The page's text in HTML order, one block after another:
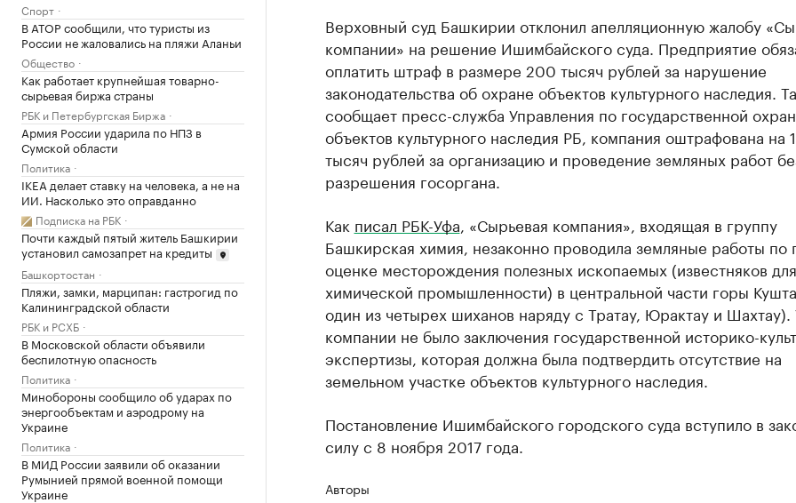
Спорт
В АТОР сообщили, что туристы из
России не жаловались на пляжи Аланьи
Общество
Как работает крупнейшая товарно-
сырьевая биржа страны
РБК и Петербургская Биржа
Армия России ударила по НПЗ в
Сумской области
Политика
IKEA делает ставку на человека, а не на
ИИ. Насколько это оправданно
Подписка на РБК
Почти каждый пятый житель Башкирии
установил самозапрет на кредиты
Башкортостан
Пляжи, замки, марципан: гастрогид по
Калининградской области
РБК и РСХБ
В Московской области объявили
беспилотную опасность
Политика
Минобороны сообщило об ударах по
энергообъектам и аэродрому на
Украине
Политика
В МИД России заявили об оказании
Румынией прямой военной помощи
Украине
Верховный суд Башкирии отклонил апелляционную жалобу
компании» на решение Ишимбайского суда. Предприятие
оплатить штраф в размере 200 тысяч рублей за нарушение
законодательства об охране объектов культурного наследия.
сообщает пресс-служба Управления по государственной
объектов культурного наследия РБ, компания оштрафована на
тысяч рублей за организацию и проведение земляных работ
разрешения госоргана.
Как писал РБК-Уфа , «Сырьевая компания», входящая в группу
Башкирская химия, незаконно проводила земляные работы по
оценке месторождения полезных ископаемых (известняков для
химической промышленности) в центральной части горы
один из четырех шиханов наряду с Тратау, Юрактау и Шахтау).
компании не было заключения государственной историко-
экспертизы, которая должна была подтвердить отсутствие на
земельном участке объектов культурного наследия.
Постановление Ишимбайского городского суда вступило в
силу с 8 ноября 2017 года.
Авторы